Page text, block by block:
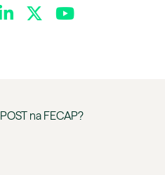
POST na FECAP?